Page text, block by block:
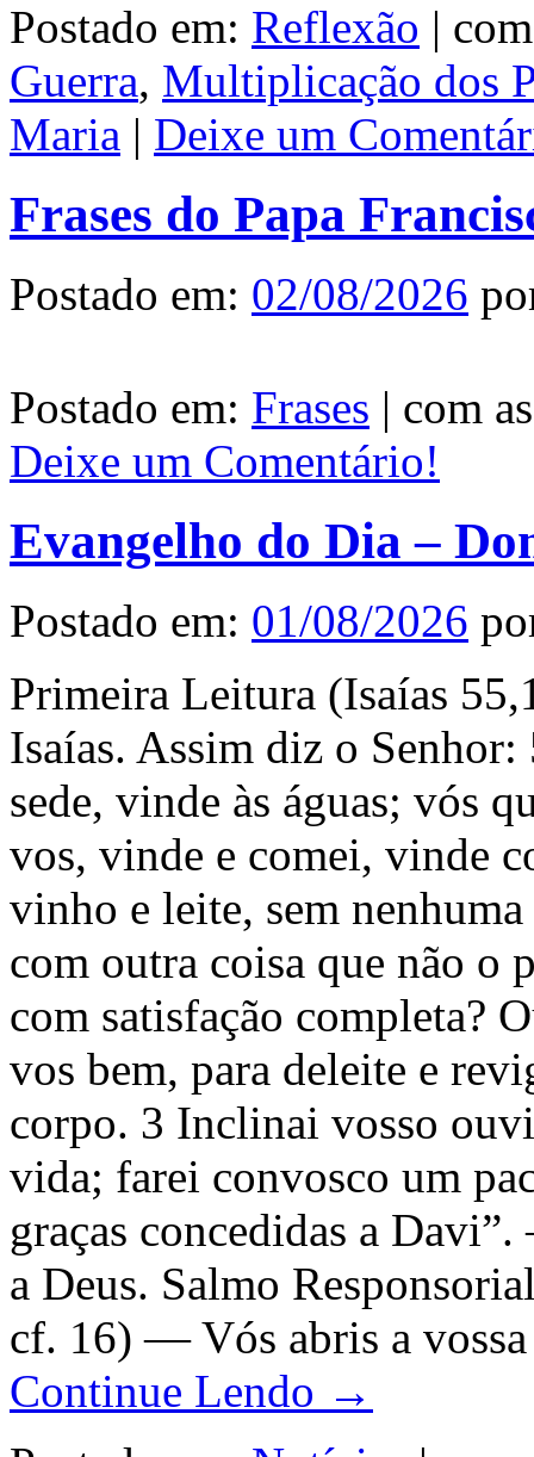
Postado em: Reflexão |
Guerra, Multiplicação dos
Maria | Deixe um
Frases do Papa
Postado em: 02/08/2026
Postado em: Frases | com
Deixe um Comentário!
Evangelho do Dia –
Postado em: 01/08/2026
Primeira Leitura (Isaías
Isaías. Assim diz o
sede, vinde às águas; vós
vos, vinde e comei, vinde
vinho e leite, sem
com outra coisa que não o
com satisfação completa?
vos bem, para deleite e
corpo. 3 Inclinai vosso
vida; farei convosco um
graças concedidas a
a Deus. Salmo
cf. 16) — Vós abris a vossa
Continue Lendo →